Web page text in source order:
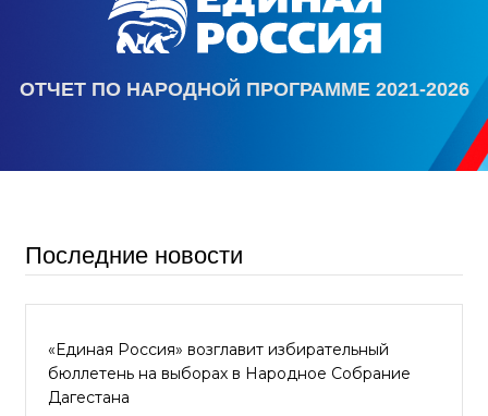
ОТЧЕТ ПО НАРОДНОЙ ПРОГРАММЕ 2021-2026
Последние новости
«Единая Россия» возглавит избирательный
бюллетень на выборах в Народное Собрание
Дагестана